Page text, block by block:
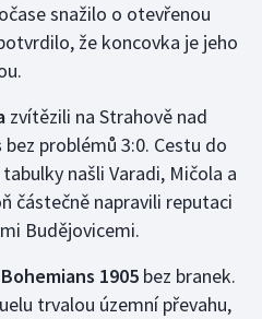
snažilo o otevřenou
že koncovka je jeho
zvítězili na Strahově nad
bez problémů 3:0. Cestu do
našli Varadi, Mičola a
částečně napravili reputaci
Budějovicemi.
Bohemians 1905 bez branek.
trvalou územní převahu,